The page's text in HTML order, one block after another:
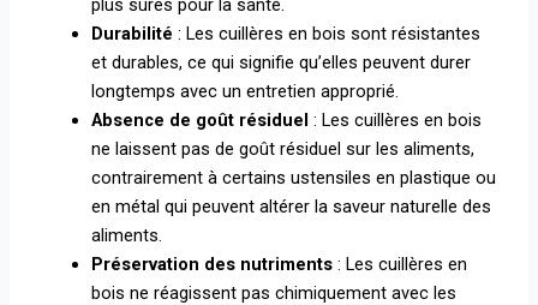
plus sûres pour la santé.
Durabilité : Les cuillères en bois sont résistantes
et durables, ce qui signifie qu’elles peuvent durer
longtemps avec un entretien approprié.
Absence de goût résiduel : Les cuillères en bois
ne laissent pas de goût résiduel sur les aliments,
contrairement à certains ustensiles en plastique ou
en métal qui peuvent altérer la saveur naturelle des
aliments.
Préservation des nutriments : Les cuillères en
bois ne réagissent pas chimiquement avec les